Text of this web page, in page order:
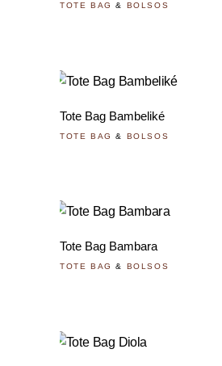
TOTE BAG & BOLSOS
Tote Bag Bambeliké
TOTE BAG & BOLSOS
Tote Bag Bambara
TOTE BAG & BOLSOS